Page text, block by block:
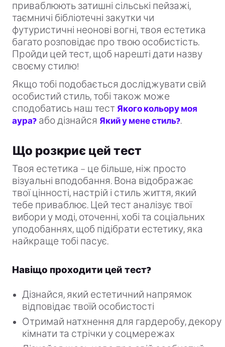
приваблюють затишні сільські пейзажі,
таємничі бібліотечні закутки чи
футуристичні неонові вогні, твоя естетика
багато розповідає про твою особистість.
Пройди цей тест, щоб нарешті дати назву
своєму стилю!
Якщо тобі подобається досліджувати свій
особистий стиль, тобі також може
сподобатись наш тест Якого кольору моя
аура? або дізнайся Який у мене стиль?.
Що розкриє цей тест
Твоя естетика – це більше, ніж просто
візуальні вподобання. Вона відображає
твої цінності, настрій і стиль життя, який
тебе приваблює. Цей тест аналізує твої
вибори у моді, оточенні, хобі та соціальних
уподобаннях, щоб підібрати естетику, яка
найкраще тобі пасує.
Навіщо проходити цей тест?
Дізнайся, який естетичний напрямок
відповідає твоїй особистості
Отримай натхнення для гардеробу, декору
кімнати та стрічки у соцмережах